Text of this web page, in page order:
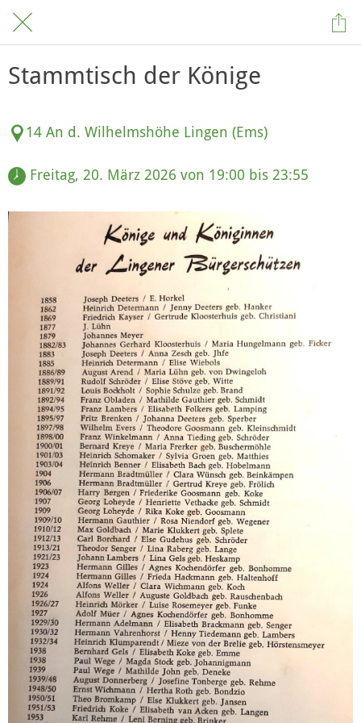
Stammtisch der Könige
14 An d. Wilhelmshöhe Lingen (Ems)
Freitag, 20. März 2026 von 19:00 bis 23:55